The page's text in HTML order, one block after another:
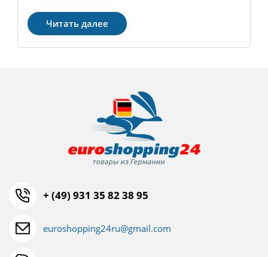
Читать далее
+ (49) 931 35 82 38 95
euroshopping24ru@gmail.com